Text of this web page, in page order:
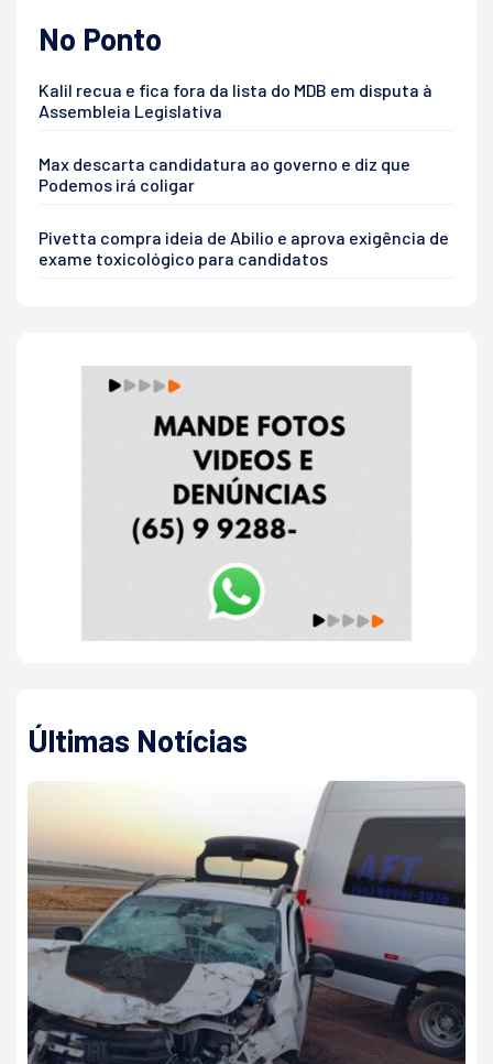
No Ponto
Kalil recua e fica fora da lista do MDB em disputa à
Assembleia Legislativa
Max descarta candidatura ao governo e diz que
Podemos irá coligar
Pivetta compra ideia de Abilio e aprova exigência de
exame toxicológico para candidatos
Últimas Notícias